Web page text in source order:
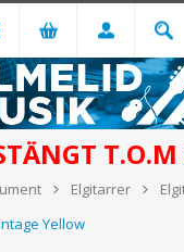
Elgitarrer
Yellow